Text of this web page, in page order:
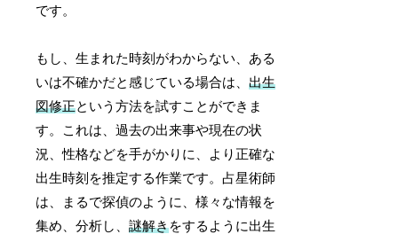
です。
もし、生まれた時刻がわからない、ある
いは不確かだと感じている場合は、出生
図修正という方法を試すことができま
す。これは、過去の出来事や現在の状
況、性格などを手がかりに、より正確な
出生時刻を推定する作業です。占星術師
は、まるで探偵のように、様々な情報を
集め、分析し、謎解きをするように出生